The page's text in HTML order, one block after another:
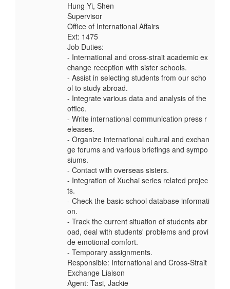
Hung Yi, Shen
Supervisor
Office of International Affairs
Ext: 1475
Job Duties:
- International and cross-strait academic ex
change reception with sister schools.
- Assist in selecting students from our scho
ol to study abroad.
- Integrate various data and analysis of the
office.
- Write international communication press r
eleases.
- Organize international cultural and exchan
ge forums and various briefings and sympo
siums.
- Contact with overseas sisters.
- Integration of Xuehai series related projec
ts.
- Check the basic school database informati
on.
- Track the current situation of students abr
oad, deal with students' problems and provi
de emotional comfort.
- Temporary assignments.
Responsible: International and Cross-Strait
Exchange Liaison
Agent: Tasi, Jackie